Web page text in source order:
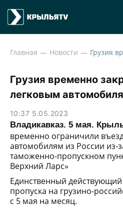
Главная Новости
Грузия временно
легковым
10:37 5.05.2023
Владикавказ. 5 мая.
временно ограничили
автомобилям из России из-
таможенно-пропускном
Верхний Ларс»
Единственный действующий
пропуска на грузино-
с 5 мая на месяц.